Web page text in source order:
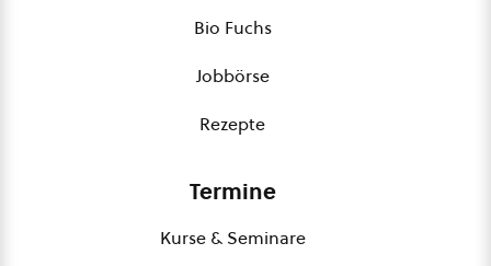
Bio Fuchs
Jobbörse
Rezepte
Termine
Kurse & Seminare